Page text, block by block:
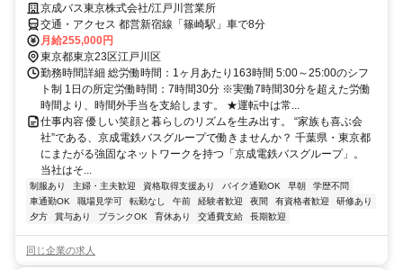
京成バス東京株式会社/江戸川営業所
交通・アクセス 都営新宿線「篠崎駅」車で8分
月給255,000円
東京都東京23区江戸川区
勤務時間詳細 総労働時間：1ヶ月あたり163時間 5:00～25:00のシフ
ト制 1日の所定労働時間：7時間30分 ※実働7時間30分を超えた労働
時間より、時間外手当を支給します。 ★運転中は常...
仕事内容 優しい笑顔と暮らしのリズムを生み出す。 “家族も喜ぶ会
社”である、京成電鉄バスグループで働きませんか？ 千葉県・東京都
にまたがる強固なネットワークを持つ「京成電鉄バスグループ」。
当社はそ...
制服あり 主婦・主夫歓迎 資格取得支援あり バイク通勤OK 早朝
学歴不問
車通勤OK
職場見学可 転勤なし 午前 経験者歓迎 夜間 有資格者歓迎
研修あり
夕方
賞与あり ブランクOK 育休あり 交通費支給 長期歓迎
同じ企業の求人